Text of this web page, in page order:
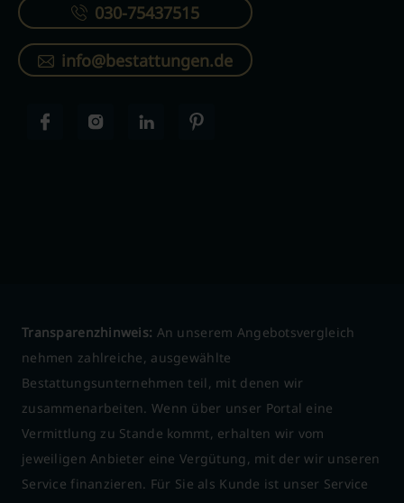
030-75437515
info@bestattungen.de
Transparenzhinweis: An unserem Angebotsvergleich
nehmen zahlreiche, ausgewählte
Bestattungsunternehmen teil, mit denen wir
zusammenarbeiten. Wenn über unser Portal eine
Vermittlung zu Stande kommt, erhalten wir vom
jeweiligen Anbieter eine Vergütung, mit der wir unseren
Service finanzieren. Für Sie als Kunde ist unser Service